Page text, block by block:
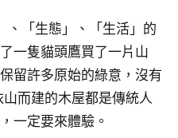
、「生態」、「生活」的
一隻貓頭鷹買了一片山
留許多原始的綠意，沒有
而建的木屋都是傳統人
一定要來體驗。